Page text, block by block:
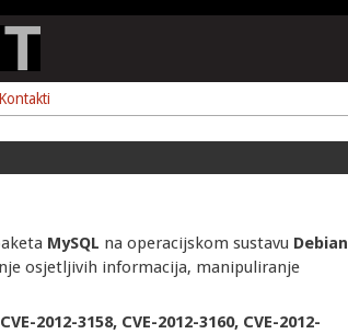
Kontakti
MySQL na operacijskom sustavu Debian
osjetljivih informacija, manipuliranje
2012-3158, CVE-2012-3160, CVE-2012-